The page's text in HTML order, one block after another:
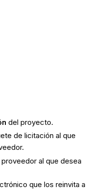
del proyecto.
de licitación al que
al que desea
que los reinvita a